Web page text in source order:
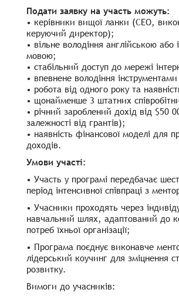
Подати заявку на участь можуть:
• керівники вищої ланки (CEO,
керуючий директор);
• вільне володіння англійською або
мовою;
• стабільний доступ до мережі
• впевнене володіння
• робота від одного року та
• щонайменше 3 штатних
• річний зароблений дохід від $50
залежності від грантів);
• наявність фінансової моделі для
доходів.
Умови участі:
• Участь у програмі передбачає
період інтенсивної співпраці з
• Учасники проходять через
навчальний шлях, адаптований до
потреб їхньої організації;
• Програма поєднує виконавче
лідерський коучинг для зміцнення
розвитку.
Вимоги до учасників: